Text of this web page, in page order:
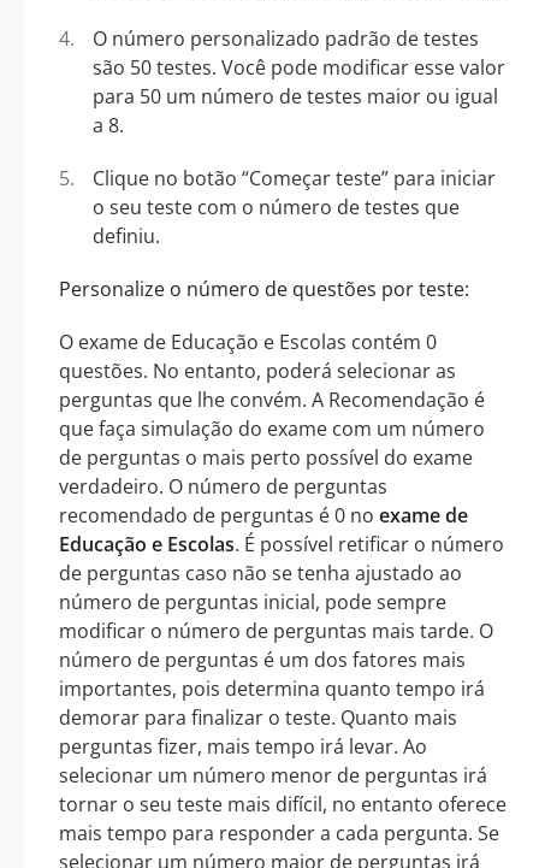
O número personalizado padrão de testes
são 50 testes. Você pode modificar esse valor
para 50 um número de testes maior ou igual
a 8.
Clique no botão “Começar teste” para iniciar
o seu teste com o número de testes que
definiu.
Personalize o número de questões por teste:
O exame de Educação e Escolas contém 0
questões. No entanto, poderá selecionar as
perguntas que lhe convém. A Recomendação é
que faça simulação do exame com um número
de perguntas o mais perto possível do exame
verdadeiro. O número de perguntas
recomendado de perguntas é 0 no exame de
Educação e Escolas. É possível retificar o número
de perguntas caso não se tenha ajustado ao
número de perguntas inicial, pode sempre
modificar o número de perguntas mais tarde. O
número de perguntas é um dos fatores mais
importantes, pois determina quanto tempo irá
demorar para finalizar o teste. Quanto mais
perguntas fizer, mais tempo irá levar. Ao
selecionar um número menor de perguntas irá
tornar o seu teste mais difícil, no entanto oferece
mais tempo para responder a cada pergunta. Se
selecionar um número maior de perguntas irá